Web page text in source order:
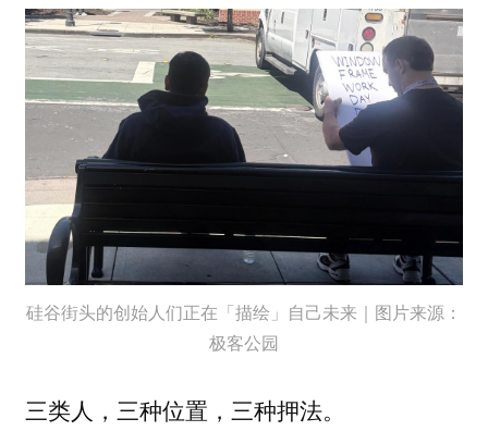
硅谷街头的创始人们正在「描绘」自己未来｜图片来源：
极客公园
三类人，三种位置，三种押法。